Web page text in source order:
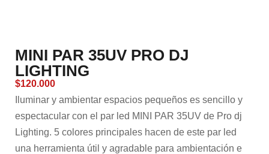
MINI PAR 35UV PRO DJ
LIGHTING
$120.000
Iluminar y ambientar espacios pequeños es sencillo y
espectacular con el par led MINI PAR 35UV de Pro dj
Lighting. 5 colores principales hacen de este par led
una herramienta útil y agradable para ambientación e